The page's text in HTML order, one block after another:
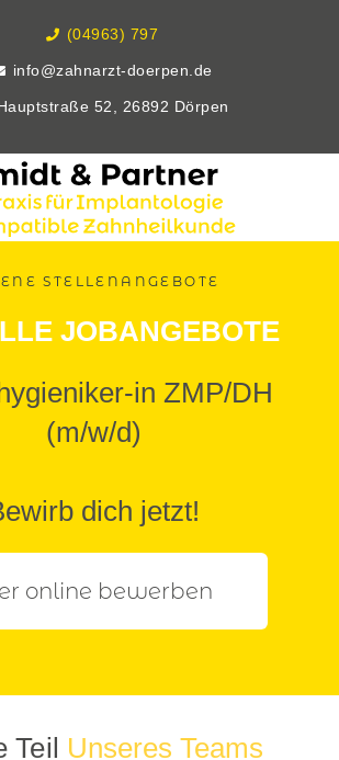
(04963) 797
info@zahnarzt-doerpen.de
52, 26892 Dörpen
STELLENANGEBOTE
JOBANGEBOTE
in ZMP/DH
(m/w/d)
dich jetzt!
online bewerben
Teil Unseres Teams